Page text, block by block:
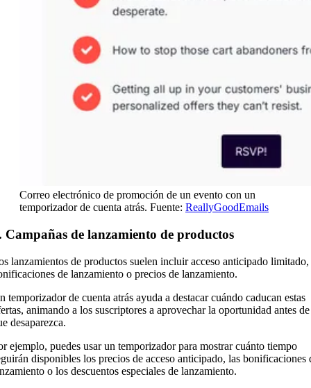
Correo electrónico de promoción de un evento con un
temporizador de cuenta atrás. Fuente: ReallyGoodEmails
Campañas de lanzamiento de productos
lanzamientos de productos suelen incluir acceso anticipado limitado,
de lanzamiento o precios de lanzamiento.
temporizador de cuenta atrás ayuda a destacar cuándo caducan estas
animando a los suscriptores a aprovechar la oportunidad antes de
desaparezca.
ejemplo, puedes usar un temporizador para mostrar cuánto tiempo
disponibles los precios de acceso anticipado, las bonificaciones
o los descuentos especiales de lanzamiento.